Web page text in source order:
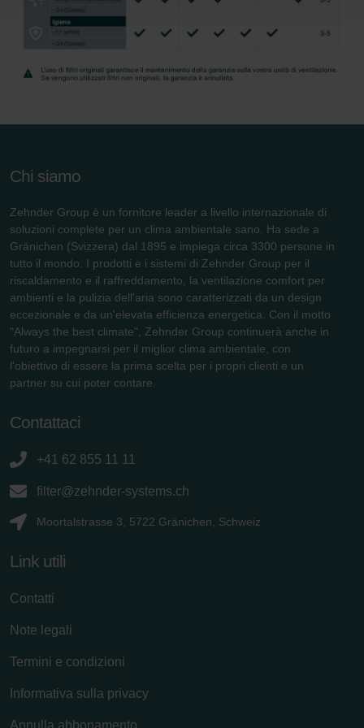
Zehnder Group Nederland bv: Privacyverklaringen
Zehnder Group Sales International: Privacy Policy
Zehnder Polska Sp. z o.o.: Oświadczenie o ochronie
Chi siamo
Zehnder Group è un fornitore leader a livello internazionale di
soluzioni complete per un clima ambientale sano. Ha sede a
Gränichen (Svizzera) dal 1895 e impiega circa 3300 persone in
tutto il mondo. I prodotti e i sistemi di Zehnder Group per il
riscaldamento e il raffreddamento, la ventilazione comfort per
ambienti e la pulizia dell'aria sono caratterizzati da un design
eccezionale e da un'elevata efficienza energetica. Con il motto
"Always the best climate", Zehnder Group continuerà anche in
futuro a impegnarsi per il miglior clima ambientale, con
l'obiettivo di essere la prima scelta per i propri clienti e un
partner su cui poter contare.
Contattaci
+41 62 855 11 11
filter@zehnder-systems.ch
Moortalstrasse 3, 5722 Gränichen, Schweiz
Link utili
Contatti
Note legali
Termini e condizioni
Informativa sulla privacy
Annulla abbonamento